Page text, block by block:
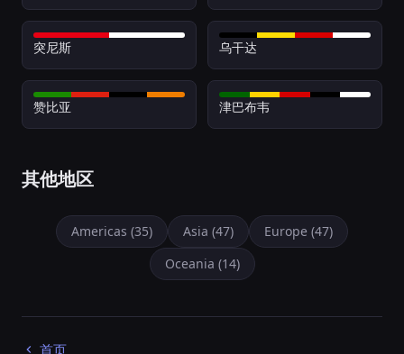
突尼斯 乌干达
赞比亚 津巴布韦
其他地区
Americas (35) Asia (47)
Europe (47)
Oceania (14)
首页